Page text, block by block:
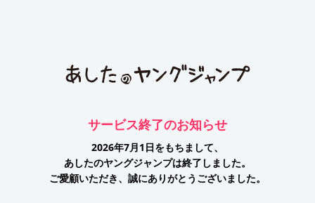
サービス終了のお知らせ
2026年7月1日をもちまして、
あしたのヤングジャンプは終了しました。
ご愛顧いただき、誠にありがとうございました。